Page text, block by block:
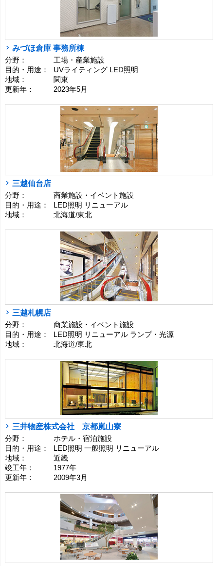
みづほ倉庫 事務所棟
分野：
工場・産業施設
目的・用途：
UVライティング LED照明
地域：
関東
更新年：
2023年5月
三越仙台店
分野：
商業施設・イベント施設
目的・用途：
LED照明 リニューアル
地域：
北海道/東北
三越札幌店
分野：
商業施設・イベント施設
目的・用途：
LED照明 リニューアル ランプ・光源
地域：
北海道/東北
三井物産株式会社 京都嵐山寮
分野：
ホテル・宿泊施設
目的・用途：
LED照明 一般照明 リニューアル
地域：
近畿
竣工年：
1977年
更新年：
2009年3月